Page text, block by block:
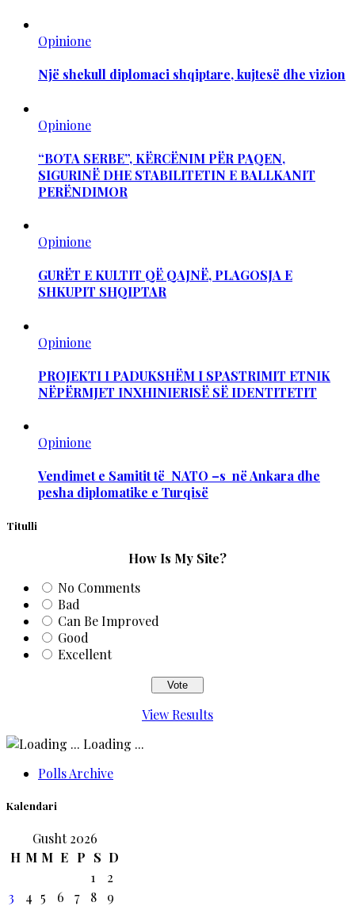
Opinione
Një shekull diplomaci shqiptare, kujtesë dhe vizion
Opinione
“BOTA SERBE”, KËRCËNIM PËR PAQEN,
SIGURINË DHE STABILITETIN E BALLKANIT
PERËNDIMOR
Opinione
GURËT E KULTIT QË QAJNË, PLAGOSJA E
SHKUPIT SHQIPTAR
Opinione
PROJEKTI I PADUKSHËM I SPASTRIMIT ETNIK
NËPËRMJET INXHINIERISË SË IDENTITETIT
Opinione
Vendimet e Samitit të NATO –s në Ankara dhe
pesha diplomatike e Turqisë
Titulli
How Is My Site?
No Comments
Bad
Can Be Improved
Good
Excellent
View Results
Loading ...
Polls Archive
Kalendari
Gusht 2026
H M M E P S D
1
2
3
4 5 6 7 8
9